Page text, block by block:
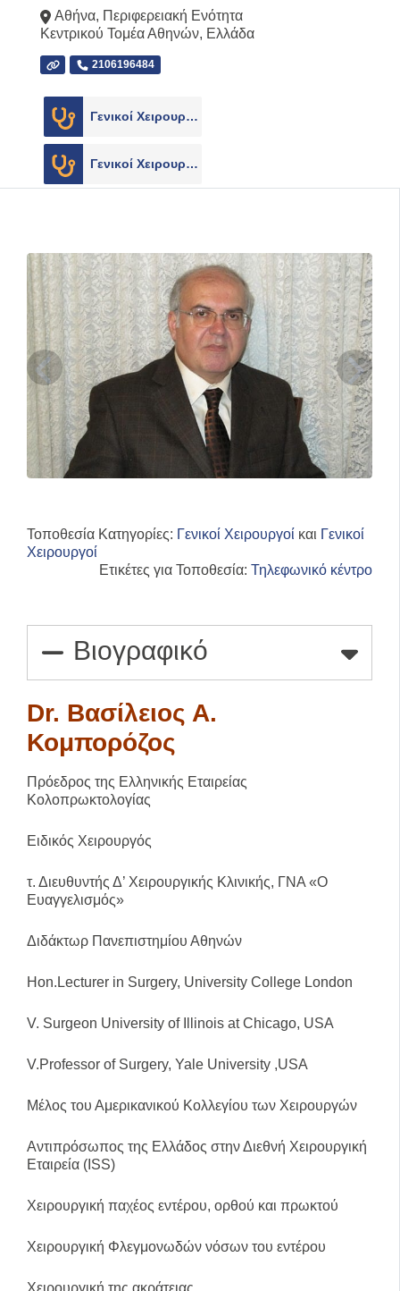
Αθήνα, Περιφερειακή Ενότητα
Κεντρικού Τομέα Αθηνών, Ελλάδα
2106196484
Γενικοί Χειρουργοί
Γενικοί Χειρουργοί
Τοποθεσία Κατηγορίες: Γενικοί Χειρουργοί και Γενικοί
Χειρουργοί
Ετικέτες για Τοποθεσία: Τηλεφωνικό κέντρο
Βιογραφικό
Dr. Βασίλειος Α.
Κομπορόζος
Πρόεδρος της Ελληνικής Εταιρείας
Κολοπρωκτολογίας
Ειδικός Χειρουργός
τ. Διευθυντής Δ’ Χειρουργικής Κλινικής, ΓΝΑ «Ο
Ευαγγελισμός»
Διδάκτωρ Πανεπιστημίου Αθηνών
Hon.Lecturer in Surgery, University College London
V. Surgeon University of Illinois at Chicago, USA
V.Professor of Surgery, Yale University ,USA
Μέλος του Αμερικανικού Κολλεγίου των Χειρουργών
Αντιπρόσωπος της Ελλάδος στην Διεθνή Χειρουργική
Εταιρεία (ISS)
Χειρουργική παχέος εντέρου, ορθού και πρωκτού
Χειρουργική Φλεγμονωδών νόσων του εντέρου
Χειρουργική της ακράτειας